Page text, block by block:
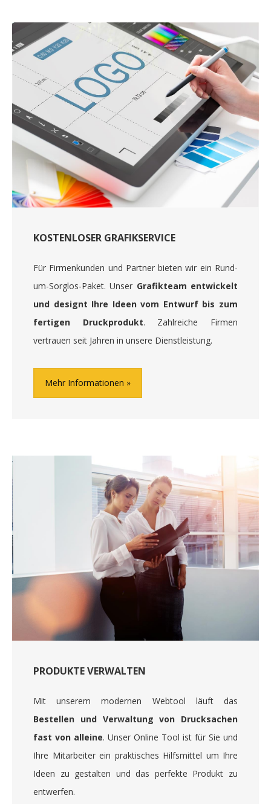
KOSTENLOSER GRAFIKSERVICE
Für Firmenkunden und Partner bieten wir ein Rund-
um-Sorglos-Paket. Unser Grafikteam entwickelt
und designt Ihre Ideen vom Entwurf bis zum
fertigen Druckprodukt. Zahlreiche Firmen
vertrauen seit Jahren in unsere Dienstleistung.
Mehr Informationen
PRODUKTE VERWALTEN
Mit unserem modernen Webtool läuft das
Bestellen und Verwaltung von Drucksachen
fast von alleine. Unser Online Tool ist für Sie und
Ihre Mitarbeiter ein praktisches Hilfsmittel um Ihre
Ideen zu gestalten und das perfekte Produkt zu
entwerfen.